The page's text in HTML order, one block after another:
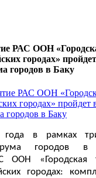
РАС ООН
городах»
городов в Баку
в рамках
городов в
ООН «Городская
городах: